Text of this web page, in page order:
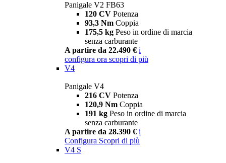
Panigale V2 FB63
120 CV Potenza
93,3 Nm Coppia
175,5 kg Peso in ordine di marcia
senza carburante
A partire da 22.490 € i
configura ora scopri di più
V4
Panigale V4
216 CV Potenza
120,9 Nm Coppia
191 kg Peso in ordine di marcia
senza carburante
A partire da 28.390 € i
Configura Scopri di più
V4 S